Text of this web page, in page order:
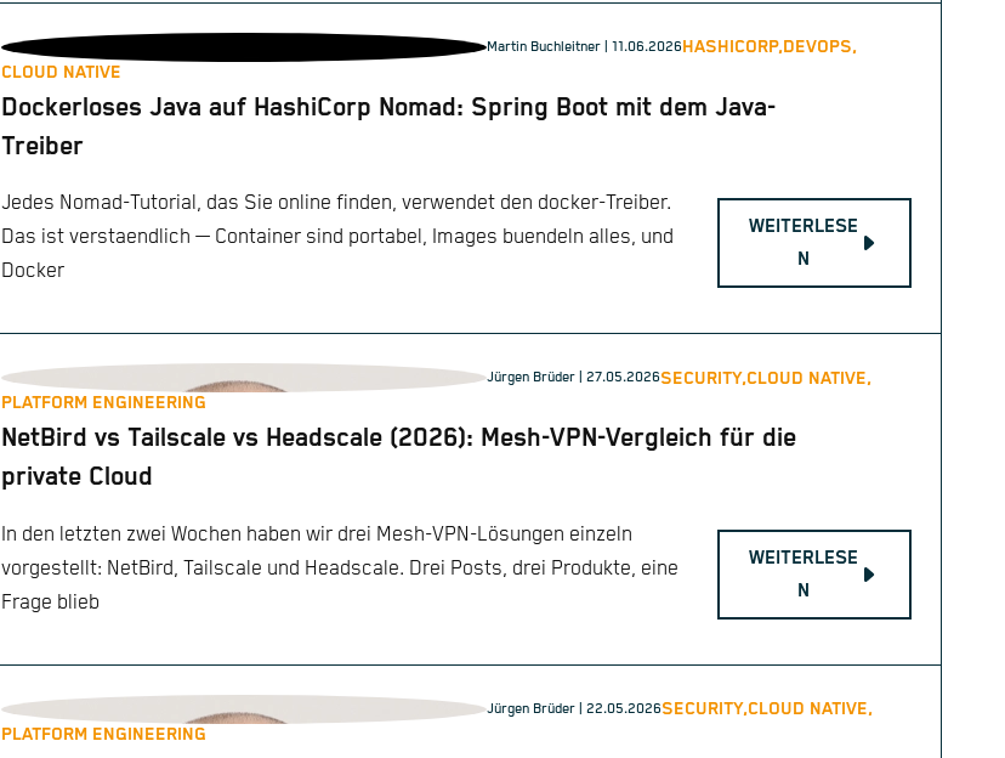
Martin Buchleitner | 11.06.2026HASHICORP,DEVOPS,
CLOUD NATIVE
Dockerloses Java auf HashiCorp Nomad: Spring Boot mit dem Java-
Treiber
Jedes Nomad-Tutorial, das Sie online finden, verwendet den docker-Treiber.
Das ist verstaendlich — Container sind portabel, Images buendeln alles, und
Docker
WEITERLESE
N
Jürgen Brüder | 27.05.2026SECURITY,CLOUD NATIVE,
PLATFORM ENGINEERING
NetBird vs Tailscale vs Headscale (2026): Mesh-VPN-Vergleich für die
private Cloud
In den letzten zwei Wochen haben wir drei Mesh-VPN-Lösungen einzeln
vorgestellt: NetBird, Tailscale und Headscale. Drei Posts, drei Produkte, eine
Frage blieb
WEITERLESE
N
Jürgen Brüder | 22.05.2026SECURITY,CLOUD NATIVE,
PLATFORM ENGINEERING